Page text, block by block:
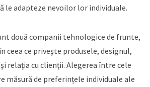
le adapteze nevoilor lor individuale.
două companii tehnologice de frunte,
ceea ce privește produsele, designul,
relația cu clienții. Alegerea între cele
măsură de preferințele individuale ale